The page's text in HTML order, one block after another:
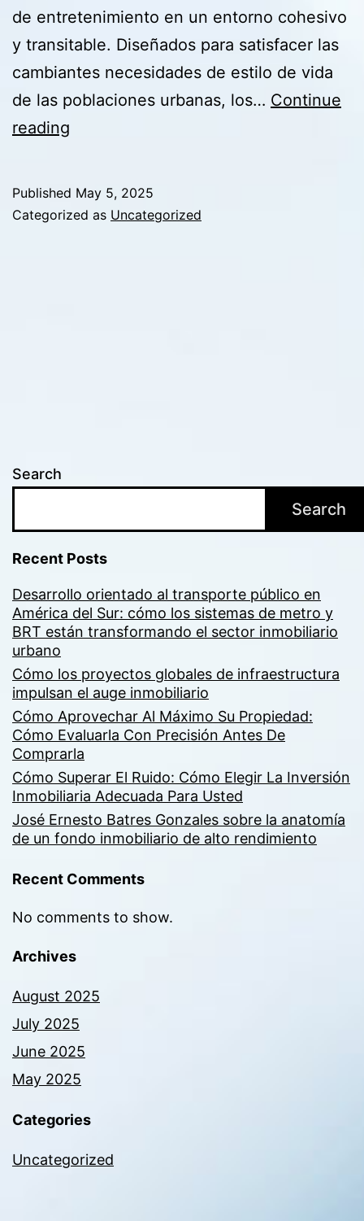
de entretenimiento en un entorno cohesivo
y transitable. Diseñados para satisfacer las
cambiantes necesidades de estilo de vida
de las poblaciones urbanas, los… Continue
reading
los
Published May 5, 2025
Categorized as Uncategorized
Search
Search
Recent Posts
Desarrollo orientado al transporte público en
América del Sur: cómo los sistemas de metro y
BRT están transformando el sector inmobiliario
urbano
Cómo los proyectos globales de infraestructura
impulsan el auge inmobiliario
Cómo Aprovechar Al Máximo Su Propiedad:
Cómo Evaluarla Con Precisión Antes De
Comprarla
Cómo Superar El Ruido: Cómo Elegir La Inversión
Inmobiliaria Adecuada Para Usted
José Ernesto Batres Gonzales sobre la anatomía
de un fondo inmobiliario de alto rendimiento
Recent Comments
No comments to show.
Archives
August 2025
July 2025
June 2025
May 2025
Categories
Uncategorized